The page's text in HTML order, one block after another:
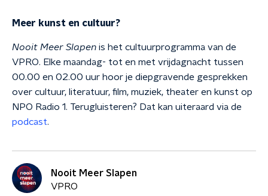
Meer kunst en cultuur?
Nooit Meer Slapen is het cultuurprogramma van de
VPRO. Elke maandag- tot en met vrijdagnacht tussen
00.00 en 02.00 uur hoor je diepgravende gesprekken
over cultuur, literatuur, film, muziek, theater en kunst op
NPO Radio 1. Terugluisteren? Dat kan uiteraard via de
podcast.
Nooit Meer Slapen
VPRO